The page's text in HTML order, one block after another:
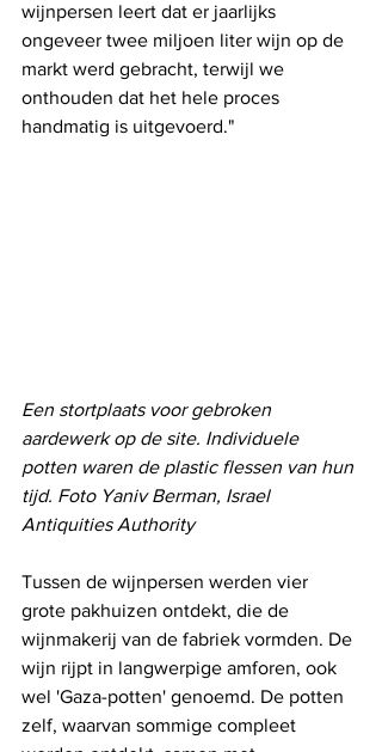
wijnpersen leert dat er jaarlijks
ongeveer twee miljoen liter wijn op de
markt werd gebracht, terwijl we
onthouden dat het hele proces
handmatig is uitgevoerd."
Een stortplaats voor gebroken
aardewerk op de site. Individuele
potten waren de plastic flessen van hun
tijd. Foto Yaniv Berman, Israel
Antiquities Authority
Tussen de wijnpersen werden vier
grote pakhuizen ontdekt, die de
wijnmakerij van de fabriek vormden. De
wijn rijpt in langwerpige amforen, ook
wel 'Gaza-potten' genoemd. De potten
zelf, waarvan sommige compleet